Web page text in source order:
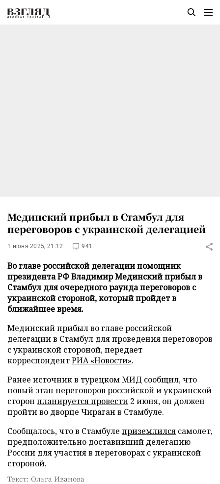
Мединский прибыл в Стамбул для
переговоров с украинской делегацией
1 июня 2025, 21:12 941
Во главе российской делегации помощник
президента РФ Владимир Мединский прибыл в
Стамбул для очередного раунда переговоров с
украинской стороной, который пройдет в
ближайшее время.
Мединский прибыл во главе российской
делегации в Стамбул для проведения переговоров
с украинской стороной, передает
корреспондентРИА «Новости».
Ранее источник в турецком МИД сообщил, что
новый этап переговоров российской и украинской
сторон планируется провести 2 июня, он должен
пройти во дворце Чираган в Стамбуле.
Сообщалось, что в Стамбуле приземлился самолет,
предположительно доставивший делегацию
России для участия в переговорах с украинской
стороной.
Текст: Ольга Иванова